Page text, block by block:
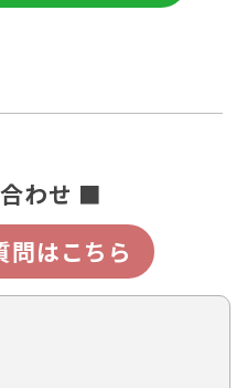
わせ ■
問はこちら